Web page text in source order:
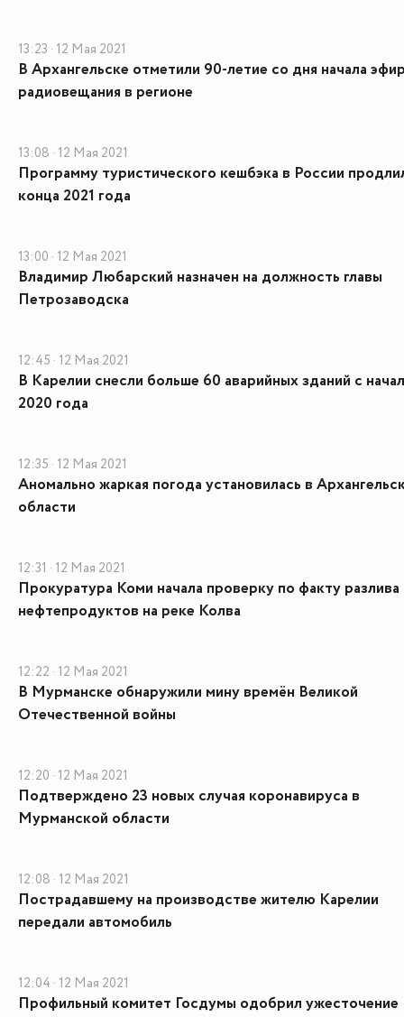
13:23 · 12 Мая 2021
В Архангельске отметили 90-летие со дня начала
радиовещания в регионе
13:08 · 12 Мая 2021
Программу туристического кешбэка в России
конца 2021 года
13:00 · 12 Мая 2021
Владимир Любарский назначен на должность главы
Петрозаводска
12:45 · 12 Мая 2021
В Карелии снесли больше 60 аварийных зданий с
2020 года
12:35 · 12 Мая 2021
Аномально жаркая погода установилась в
области
12:31 · 12 Мая 2021
Прокуратура Коми начала проверку по факту разлива
нефтепродуктов на реке Колва
12:22 · 12 Мая 2021
В Мурманске обнаружили мину времён Великой
Отечественной войны
12:20 · 12 Мая 2021
Подтверждено 23 новых случая коронавируса в
Мурманской области
12:08 · 12 Мая 2021
Пострадавшему на производстве жителю Карелии
передали автомобиль
12:04 · 12 Мая 2021
Профильный комитет Госдумы одобрил ужесточение